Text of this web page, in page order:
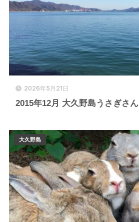
2026年5月21日
2015年12月 大久野島うさぎさ
大久野島